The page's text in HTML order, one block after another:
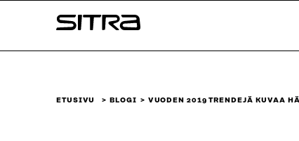
sisältöön
Sitra
ETUSIVU BLOGI VUODEN 2019 TRENDEJÄ KUVAA